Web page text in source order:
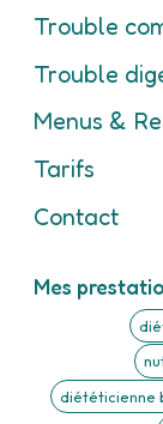
Trouble
Trouble
Menus &
Tarifs
Contact
Mes
diététicienne